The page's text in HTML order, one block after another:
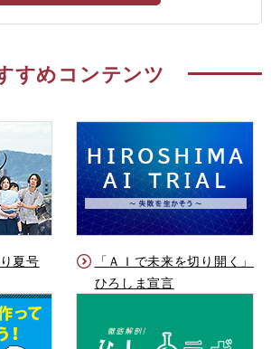
すめコンテンツ
夏号
「ＡＩで未来を切り開く」
ひろしま宣言